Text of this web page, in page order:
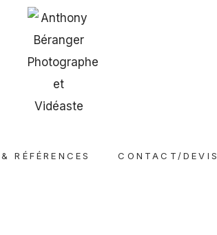
RÉFÉRENCES CONTACT/DEVIS